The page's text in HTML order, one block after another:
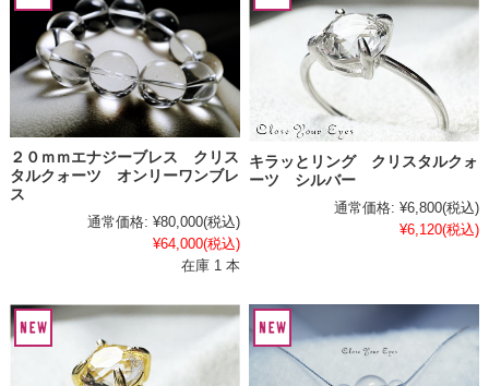
２０ｍｍエナジーブレス クリス
タルクォーツ オンリーワンブレ
ス
通常価格: ¥80,000(税込)
¥64,000(税込)
在庫 1 本
キラッとリング クリスタルクォ
ーツ シルバー
通常価格: ¥6,800(税込)
¥6,120(税込)